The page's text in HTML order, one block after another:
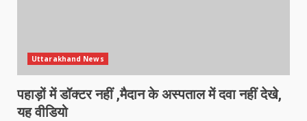
Uttarakhand News
पहाड़ों में डॉक्टर नहीं ,मैदान के अस्पताल में दवा नहीं देखे,
यह वीडियो